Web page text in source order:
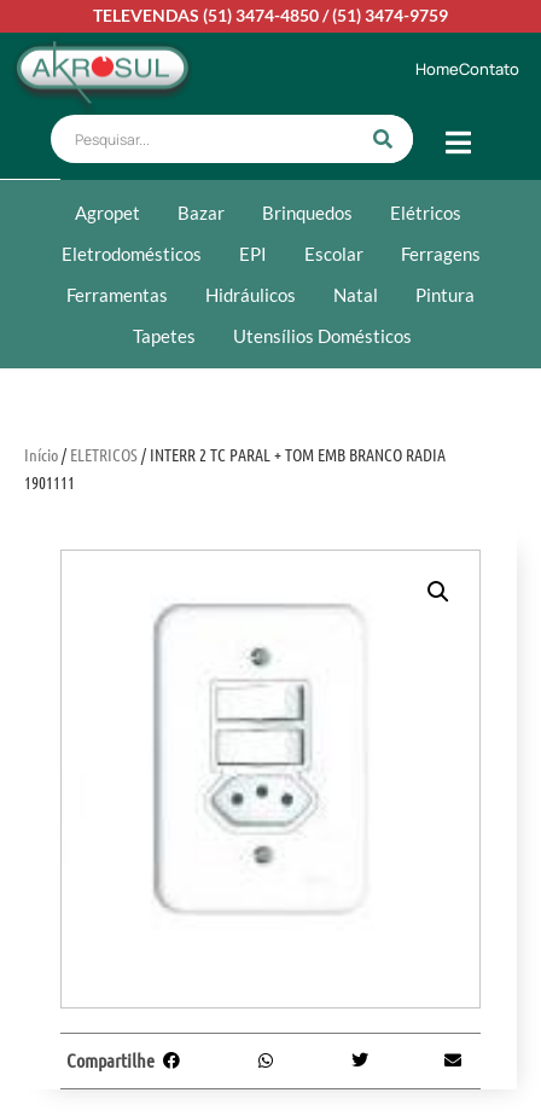
TELEVENDAS (51) 3474-4850/(51) 3474-9759
HomeContato
Agropet Bazar Brinquedos
Elétricos
Eletrodomésticos
EPI Escolar
Ferragens
Ferramentas
Hidráulicos Natal
Pintura
Tapetes
Utensílios Domésticos
Início/ ELETRICOS/ INTERR 2 TC PARAL + TOM EMB BRANCO RADIA
1901111
Compartilhe